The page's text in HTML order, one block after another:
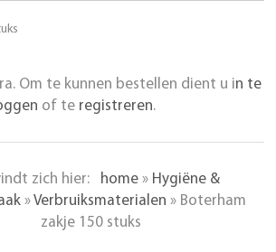
Om te kunnen bestellen dient u in te
of te registreren.
zich hier: home » Hygiëne &
»Verbruiksmaterialen » Boterham
zakje 150 stuks